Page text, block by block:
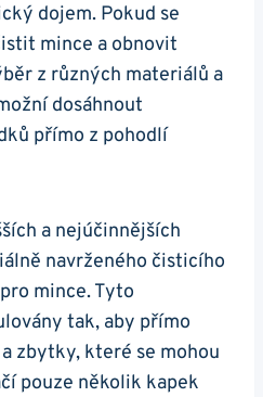
dojem. ‍Pokud se
mince a obnovit
z různých materiálů a
dosáhnout
přímo z pohodlí
⁣a nejúčinnějších⁣
navrženého čisticího
mince. ⁢Tyto
‍tak, aby přímo
zbytky, ‍které se mohou
⁤pouze několik kapek‍